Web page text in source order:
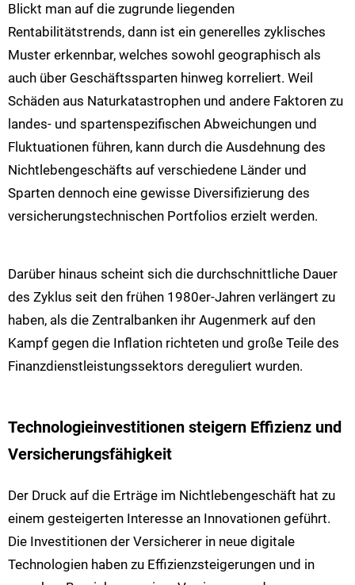
Blickt man auf die zugrunde liegenden
Rentabilitätstrends, dann ist ein generelles zyklisches
Muster erkennbar, welches sowohl geographisch als
auch über Geschäftssparten hinweg korreliert. Weil
Schäden aus Naturkatastrophen und andere Faktoren zu
landes- und spartenspezifischen Abweichungen und
Fluktuationen führen, kann durch die Ausdehnung des
Nichtlebengeschäfts auf verschiedene Länder und
Sparten dennoch eine gewisse Diversifizierung des
versicherungstechnischen Portfolios erzielt werden.
Darüber hinaus scheint sich die durchschnittliche Dauer
des Zyklus seit den frühen 1980er-Jahren verlängert zu
haben, als die Zentralbanken ihr Augenmerk auf den
Kampf gegen die Inflation richteten und große Teile des
Finanzdienstleistungssektors dereguliert wurden.
Technologieinvestitionen steigern Effizienz und
Versicherungsfähigkeit
Der Druck auf die Erträge im Nichtlebengeschäft hat zu
einem gesteigerten Interesse an Innovationen geführt.
Die Investitionen der Versicherer in neue digitale
Technologien haben zu Effizienzsteigerungen und in